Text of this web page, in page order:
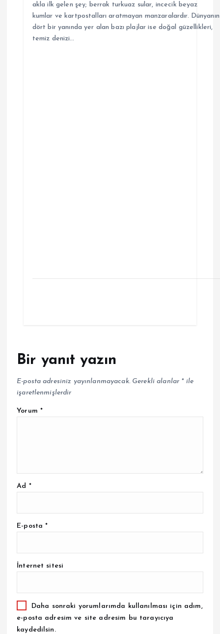
akla ilk gelen şey; berrak turkuaz sular, incecik beyaz
kumlar ve kartpostalları aratmayan manzaralardır. Dünyanın
dört bir yanında yer alan bazı plajlar ise doğal güzellikleri,
temiz denizi…
Bir yanıt yazın
E-posta adresiniz yayınlanmayacak. Gerekli alanlar *ile
işaretlenmişlerdir
Yorum *
Ad *
E-posta*
İnternet sitesi
Daha sonraki yorumlarımda kullanılması için adım,
e-posta adresim ve site adresim bu tarayıcıya
kaydedilsin.